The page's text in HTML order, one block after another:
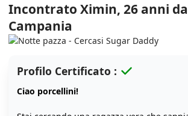
Incontrato Ximin, 26 anni
Campania
Profilo Certificato :
Ciao porcellini!